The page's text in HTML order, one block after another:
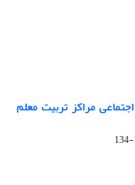
مراکز تربیت معلم